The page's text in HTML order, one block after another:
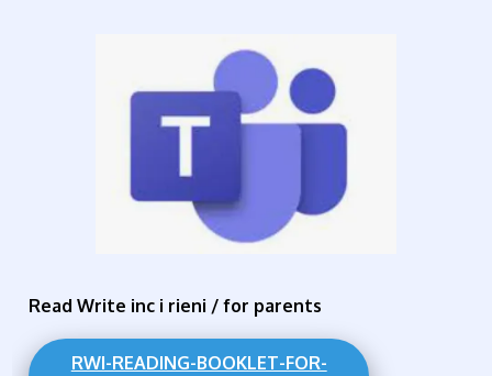
Read Write inc i rieni / for parents
RWI-READING-BOOKLET-FOR-